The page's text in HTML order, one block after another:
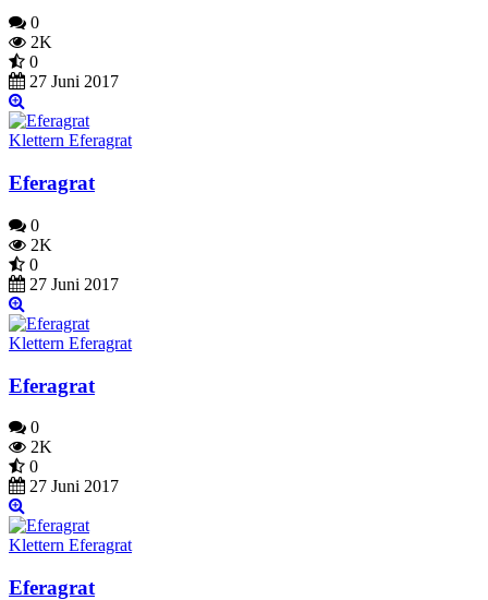
0
2K
0
27 Juni 2017
Klettern Eferagrat
Eferagrat
0
2K
0
27 Juni 2017
Klettern Eferagrat
Eferagrat
0
2K
0
27 Juni 2017
Klettern Eferagrat
Eferagrat